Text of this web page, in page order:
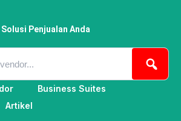
Solusi Penjualan Anda
Business Suites
Artikel